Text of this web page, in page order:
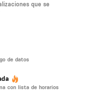
que se
de datos
con lista de horarios